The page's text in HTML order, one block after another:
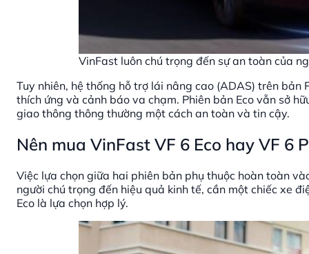
VinFast luôn chú trọng đến sự an toàn của
Tuy nhiên, hệ thống hỗ trợ lái nâng cao (ADAS) trên
thích ứng và cảnh báo va chạm. Phiên bản Eco vẫn sở
giao thông thông thường một cách an toàn và tin cậy.
Nên mua VinFast VF 6 Eco hay VF 6
Việc lựa chọn giữa hai phiên bản phụ thuộc hoàn toàn
người chú trọng đến hiệu quả kinh tế, cần một chiếc xe
Eco là lựa chọn hợp lý.